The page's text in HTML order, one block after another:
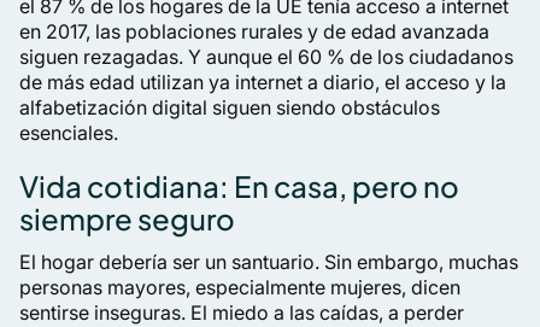
el 87 % de los hogares de la UE tenía acceso a internet
en 2017, las poblaciones rurales y de edad avanzada
siguen rezagadas. Y aunque el 60 % de los ciudadanos
de más edad utilizan ya internet a diario, el acceso y la
alfabetización digital siguen siendo obstáculos
esenciales.
Vida cotidiana: En casa, pero no
siempre seguro
El hogar debería ser un santuario. Sin embargo, muchas
personas mayores, especialmente mujeres, dicen
sentirse inseguras. El miedo a las caídas, a perder